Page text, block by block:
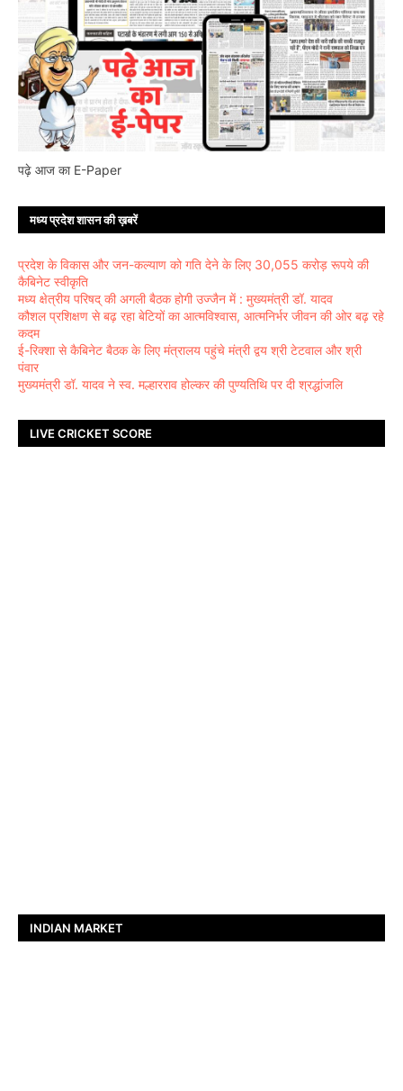
पढ़े आज का E-Paper
मध्य प्रदेश शासन की ख़बरें
प्रदेश के विकास और जन-कल्याण को गति देने के लिए 30,055 करोड़ रूपये की
कैबिनेट स्वीकृति
मध्य क्षेत्रीय परिषद् की अगली बैठक होगी उज्जैन में : मुख्यमंत्री डॉ. यादव
कौशल प्रशिक्षण से बढ़ रहा बेटियों का आत्मविश्वास, आत्मनिर्भर जीवन की ओर बढ़ रहे
कदम
ई-रिक्शा से कैबिनेट बैठक के लिए मंत्रालय पहुंचे मंत्री द्वय श्री टेटवाल और श्री
पंवार
मुख्यमंत्री डॉ. यादव ने स्व. मल्हारराव होल्कर की पुण्यतिथि पर दी श्रद्धांजलि
LIVE CRICKET SCORE
INDIAN MARKET